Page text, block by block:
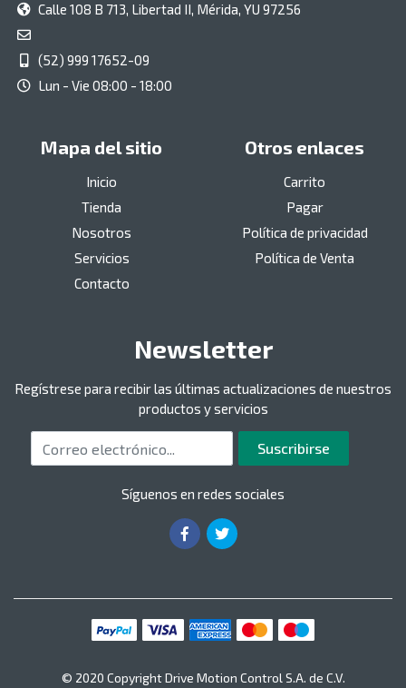
Calle 108 B 713, Libertad II, Mérida, YU 97256
(52) 999 17652-09
Lun - Vie 08:00 - 18:00
Mapa del sitio
Inicio
Tienda
Nosotros
Servicios
Contacto
Otros enlaces
Carrito
Pagar
Política de privacidad
Política de Venta
Newsletter
Regístrese para recibir las últimas actualizaciones de nuestros
productos y servicios
Correo electrónico Suscribirse
Síguenos en redes sociales
© 2020 Copyright Drive Motion Control S.A. de C.V.